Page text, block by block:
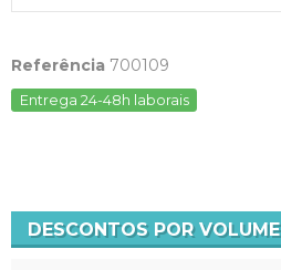
Referência 700109
Entrega 24-48h laborais
DESCONTOS POR VOLUME